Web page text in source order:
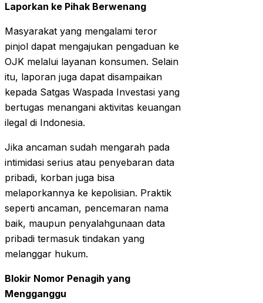
Laporkan ke Pihak Berwenang
Masyarakat yang mengalami teror
pinjol dapat mengajukan pengaduan ke
OJK melalui layanan konsumen. Selain
itu, laporan juga dapat disampaikan
kepada Satgas Waspada Investasi yang
bertugas menangani aktivitas keuangan
ilegal di Indonesia.
Jika ancaman sudah mengarah pada
intimidasi serius atau penyebaran data
pribadi, korban juga bisa
melaporkannya ke kepolisian. Praktik
seperti ancaman, pencemaran nama
baik, maupun penyalahgunaan data
pribadi termasuk tindakan yang
melanggar hukum.
Blokir Nomor Penagih yang
Mengganggu